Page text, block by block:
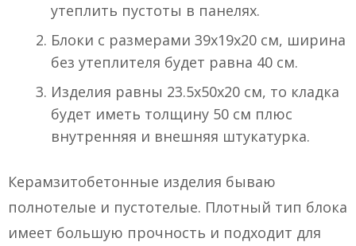
утеплить пустоты в панелях.
Блоки с размерами 39х19х20 см, ширина
без утеплителя будет равна 40 см.
Изделия равны 23.5х50х20 см, то кладка
будет иметь толщину 50 см плюс
внутренняя и внешняя штукатурка.
Керамзитобетонные изделия бываю
полнотелые и пустотелые. Плотный тип блока
имеет большую прочность и подходит для